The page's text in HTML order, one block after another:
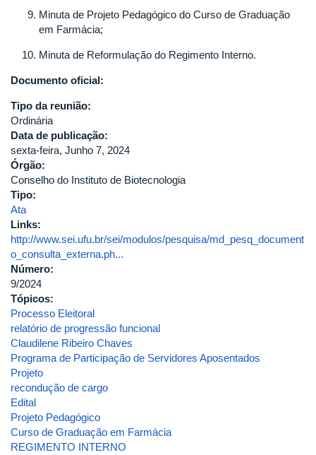
Minuta de Projeto Pedagógico do Curso de Graduação
em Farmácia;
Minuta de Reformulação do Regimento Interno.
Documento oficial:
Tipo da reunião:
Ordinária
Data de publicação:
sexta-feira, Junho 7, 2024
Órgão:
Conselho do Instituto de Biotecnologia
Tipo:
Ata
Links:
http://www.sei.ufu.br/sei/modulos/pesquisa/md_pesq_document
o_consulta_externa.ph...
Número:
9/2024
Tópicos:
Processo Eleitoral
relatório de progressão funcional
Claudilene Ribeiro Chaves
Programa de Participação de Servidores Aposentados
Projeto
recondução de cargo
Edital
Projeto Pedagógico
Curso de Graduação em Farmácia
REGIMENTO INTERNO